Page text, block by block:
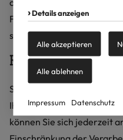
Details anzeigen
Alle akzeptieren
Alle ablehnen
Impressum Datenschutz
oder Löschung dieser
Fragen zum Thema
sich jederzeit an uns
Recht auf
Sie haben das Recht, die
Ihrer personenbezogenen
können Sie sich jederzeit